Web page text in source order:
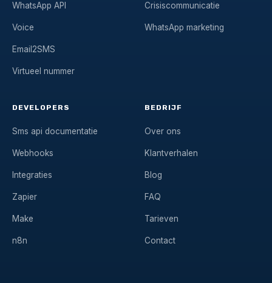
WhatsApp API
Voice
Email2SMS
Virtueel nummer
Crisiscommunicatie
WhatsApp marketing
DEVELOPERS
Sms api documentatie
Webhooks
Integraties
Zapier
Make
n8n
BEDRIJF
Over ons
Klantverhalen
Blog
FAQ
Tarieven
Contact